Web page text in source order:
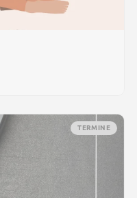
TERMINE